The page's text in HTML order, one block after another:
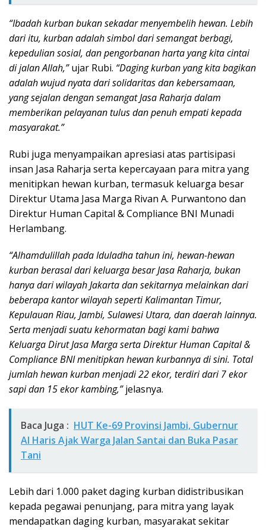
“Ibadah kurban bukan sekadar menyembelih hewan. Lebih
dari itu, kurban adalah simbol dari semangat berbagi,
kepedulian sosial, dan pengorbanan harta yang kita cintai
di jalan Allah,”ujar Rubi. “Daging kurban yang kita bagikan
adalah wujud nyata dari solidaritas dan kebersamaan,
yang sejalan dengan semangat Jasa Raharja dalam
memberikan pelayanan tulus dan penuh empati kepada
masyarakat.”
Rubi juga menyampaikan apresiasi atas partisipasi
insan Jasa Raharja serta kepercayaan para mitra yang
menitipkan hewan kurban, termasuk keluarga besar
Direktur Utama Jasa Marga Rivan A. Purwantono dan
Direktur Human Capital & Compliance BNI Munadi
Herlambang.
“Alhamdulillah pada Iduladha tahun ini, hewan-hewan
kurban berasal dari keluarga besar Jasa Raharja, bukan
hanya dari wilayah Jakarta dan sekitarnya melainkan dari
beberapa kantor wilayah seperti Kalimantan Timur,
Kepulauan Riau, Jambi, Sulawesi Utara, dan daerah lainnya.
Serta menjadi suatu kehormatan bagi kami bahwa
Keluarga Dirut Jasa Marga serta Direktur Human Capital &
Compliance BNI menitipkan hewan kurbannya di sini. Total
jumlah hewan kurban menjadi 22 ekor, terdiri dari 7 ekor
sapi dan 15 ekor kambing,”jelasnya.
Baca Juga : HUT Ke-69 Provinsi Jambi, Gubernur
Al Haris Ajak Warga Jalan Santai dan Buka Pasar
Tani
Lebih dari 1.000 paket daging kurban didistribusikan
kepada pegawai penunjang, para mitra yang layak
mendapatkan daging kurban, masyarakat sekitar